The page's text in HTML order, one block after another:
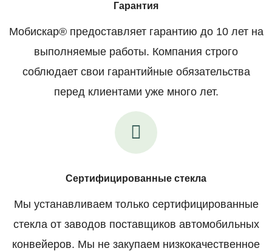
Гарантия
Мобискар® предоставляет гарантию до 10 лет на
выполняемые работы. Компания строго
соблюдает свои гарантийные обязательства
перед клиентами уже много лет.
Сертифицированные стекла
Мы устанавливаем только сертифицированные
стекла от заводов поставщиков автомобильных
конвейеров. Мы не закупаем низкокачественное